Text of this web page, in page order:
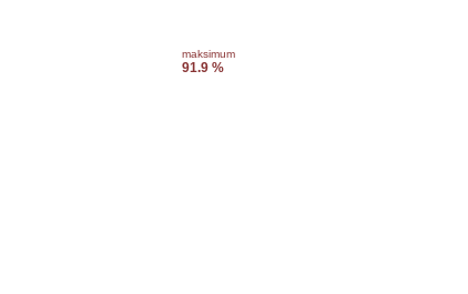
maksimum
91.9 %